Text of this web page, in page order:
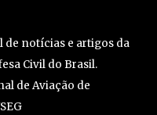
de notícias e artigos da
Civil do Brasil.
de Aviação de